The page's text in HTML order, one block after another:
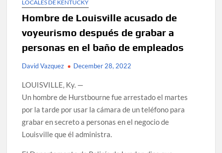
LOCALES DE KENTUCKY
Hombre de Louisville acusado de
voyeurismo después de grabar a
personas en el baño de empleados
David Vazquez December 28, 2022
LOUISVILLE, Ky. —
Un hombre de Hurstbourne fue arrestado el martes
por la tarde por usar la cámara de un teléfono para
grabar en secreto a personas en el negocio de
Louisville que él administra.